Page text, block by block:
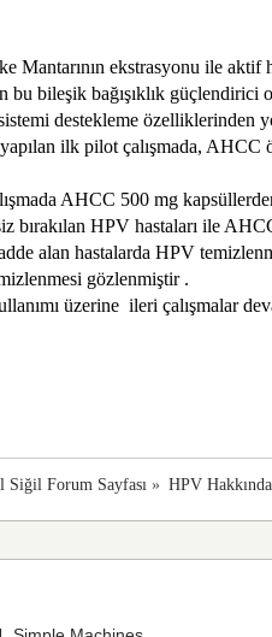
Mantarının ekstrasyonu ile
bu bileşik bağışıklık
destekleme özelliklerinden
ilk pilot çalışmada, AHCC
AHCC 500 mg
bırakılan HPV hastaları ile
alan hastalarda HPV
gözlenmiştir .
üzerine ileri çalışmalar
Forum Sayfası » HPV Hakkında